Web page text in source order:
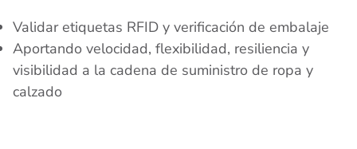
Validar etiquetas RFID y verificación de embalaje
Aportando velocidad, flexibilidad, resiliencia y
visibilidad a la cadena de suministro de ropa y
calzado